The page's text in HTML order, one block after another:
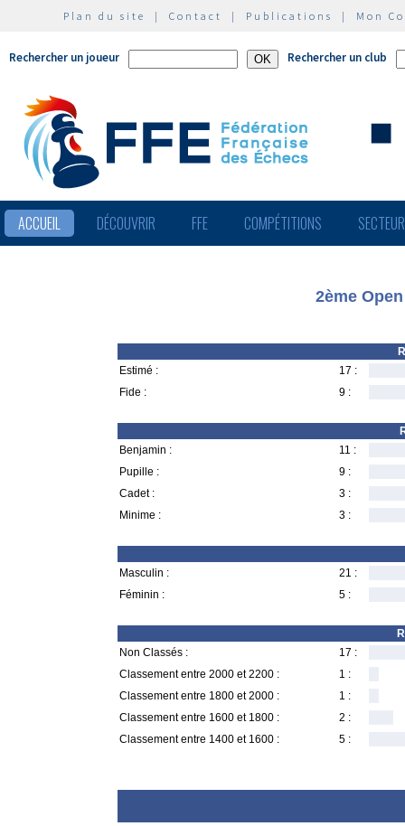
Plan du site | Contact | Publications | Mon
Rechercher un joueur Rechercher un club
ACCUEIL DÉCOUVRIR FFE COMPÉTITIONS
2ème
Estimé :
17 :
Fide :
9 :
Benjamin :
11 :
Pupille :
9 :
Cadet :
3 :
Minime :
3 :
Masculin :
21 :
Féminin :
5 :
Non Classés :
17 :
Classement entre 2000 et 2200 :
1 :
Classement entre 1800 et 2000 :
1 :
Classement entre 1600 et 1800 :
2 :
Classement entre 1400 et 1600 :
5 :